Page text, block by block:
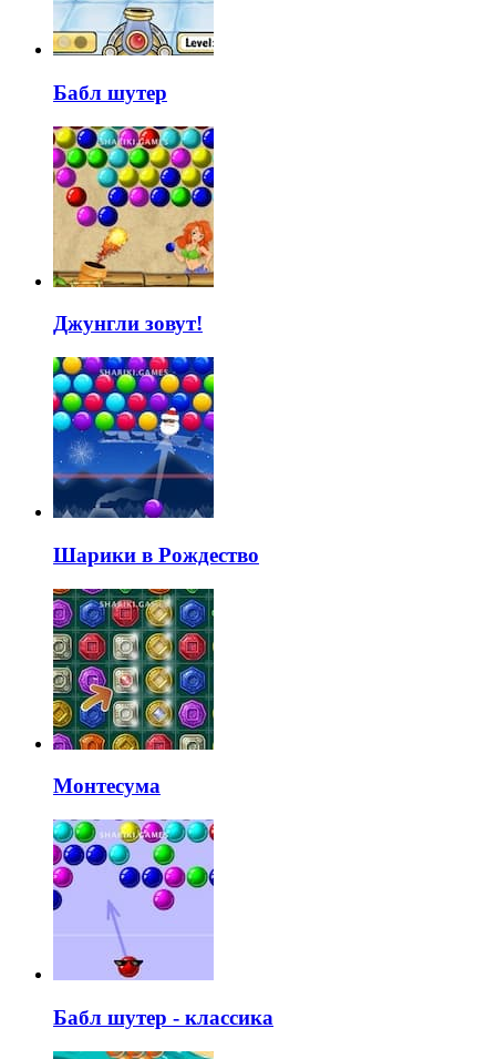
Бабл шутер
Джунгли зовут!
Шарики в Рождество
Монтесума
Бабл шутер - классика